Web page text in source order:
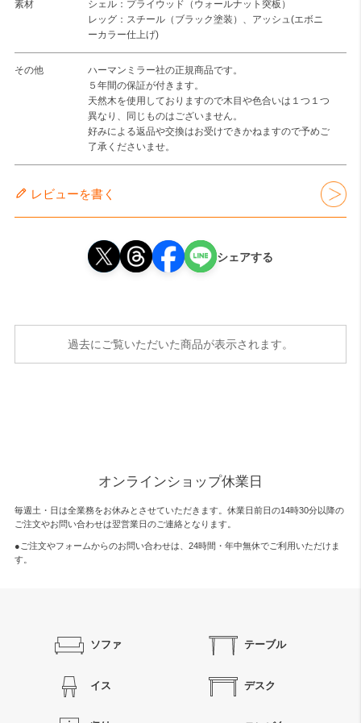
素材
シェル：プライウッド（ウォールナット突板）
レッグ：スチール（ブラック塗装）、アッシュ(エボニ
ーカラー仕上げ)
その他
ハーマンミラー社の正規商品です。
５年間の保証が付きます。
天然木を使用しておりますので木目や色合いは１つ１つ
異なり、同じものはございません。
好みによる返品や交換はお受けできかねますので予めご
了承くださいませ。
レビューを書く
シェアする
過去にご覧いただいた商品が表示されます。
オンラインショップ休業日
毎週土・日は全業務をお休みとさせていただきます。休業日前日の14時30分以降の
ご注文やお問い合わせは翌営業日のご連絡となります。
●ご注文やフォームからのお問い合わせは、 24時間・年中無休でご利用いただけま
す。
ソファ テーブル
イス デスク